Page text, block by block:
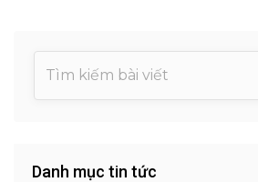
Danh mục tin tức